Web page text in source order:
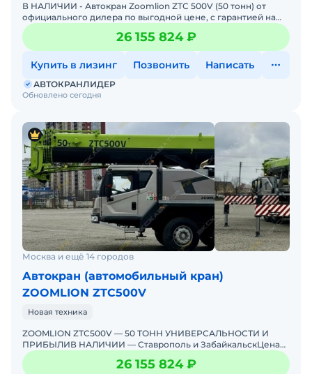
В НАЛИЧИИ - Автокран Zoomlion ZTC 500V (50 тонн) от
официального дилера по выгодной цене, c гарантией на
технику и комплектующие - 2025 год выпуска в наличии!До
26 155 824 ₽
Купить в лизинг Позвонить Написать
Обновлено сегодня
АВТОКРАНЛИДЕР
Москва и ещё 14 городов
Автокран (автомобильный кран)
ZOOMLION ZTC500V
Новая техника
ZOOMLION ZTC500V — 50 ТОНН УНИВЕРСАЛЬНОСТИ И
ПРИБЫЛИВ НАЛИЧИИ — Ставрополь и ЗабайкальскЦена
указана без учета доставки (цена на стоянке - пгт. Заба
26 155 824 ₽